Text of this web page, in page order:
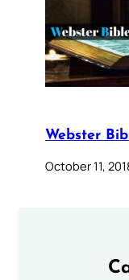
Webster
October 11,